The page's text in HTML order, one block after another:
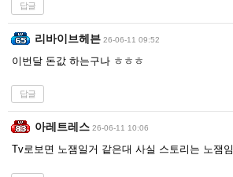
답글
리바이브헤븐 26-06-11 09:52
이번달 돈값 하는구나 ㅎㅎㅎ
답글
아레트레스 26-06-11 10:06
Tv로보면 노잼일거 같은대 사실 스토리는 노잼임